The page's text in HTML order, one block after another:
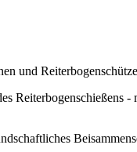
und
Reiterbogenschießens